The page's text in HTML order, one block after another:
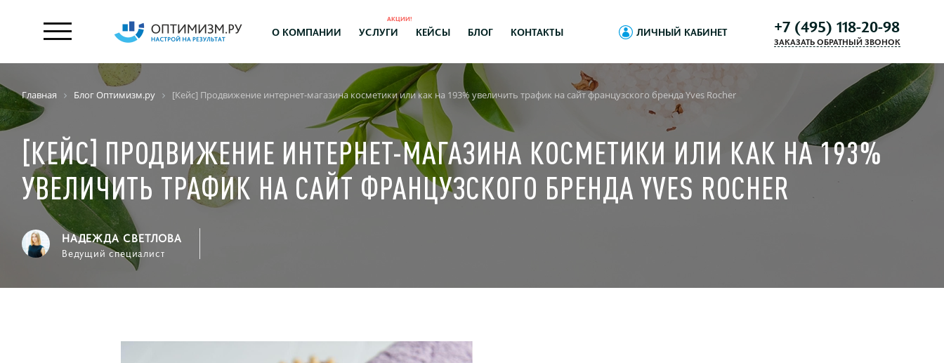
О КОМПАНИИ УСЛУГИ
АКЦИИ!
КЕЙСЫ БЛОГ КОНТАКТЫ ЛИЧНЫЙ КАБИНЕТ +7 (495) 118-20-98
ЗАКАЗАТЬ ОБРАТНЫЙ ЗВОНОК
Главная Блог Оптимизм.ру [Кейс] Продвижение интернет-магазина косметики или как на 193% увеличить трафик на сайт французского бренда Yves Rocher
[КЕЙС] ПРОДВИЖЕНИЕ ИНТЕРНЕТ-МАГАЗИНА КОСМЕТИКИ ИЛИ КАК НА 193%
УВЕЛИЧИТЬ ТРАФИК НА САЙТ ФРАНЦУЗСКОГО БРЕНДА YVES ROCHER
НАДЕЖДА СВЕТЛОВА
Ведущий специалист